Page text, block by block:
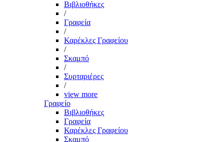
Βιβλιοθήκες
/
Γραφεία
/
Καρέκλες Γραφείου
/
Σκαμπό
/
Συρταριέρες
/
view more
Γραφείο
Βιβλιοθήκες
Γραφεία
Καρέκλες Γραφείου
Σκαμπό